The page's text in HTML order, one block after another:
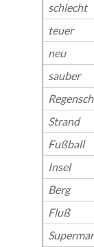
schlecht
teuer
neu
sauber
Strand
Fußball
Insel
Berg
Fluß